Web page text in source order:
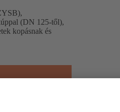
(DN 125-től),
kopásnak és